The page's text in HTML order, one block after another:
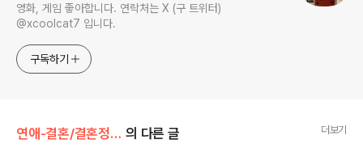
영화, 게임 좋아합니다. 연락처는 X (구 트위터)
@xcoolcat7 입니다.
구독하기
연애-결혼/결혼정보회사 의 다른 글 더보기